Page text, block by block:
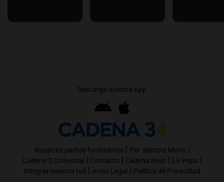
Descargá nuestra App
Nuestros padres fundadores | Por siempre Mario |
Cadena 3 Comercial | Contacto | Cadena Heat | La Popu |
Integrar nuestra red | Aviso Legal | Política de Privacidad